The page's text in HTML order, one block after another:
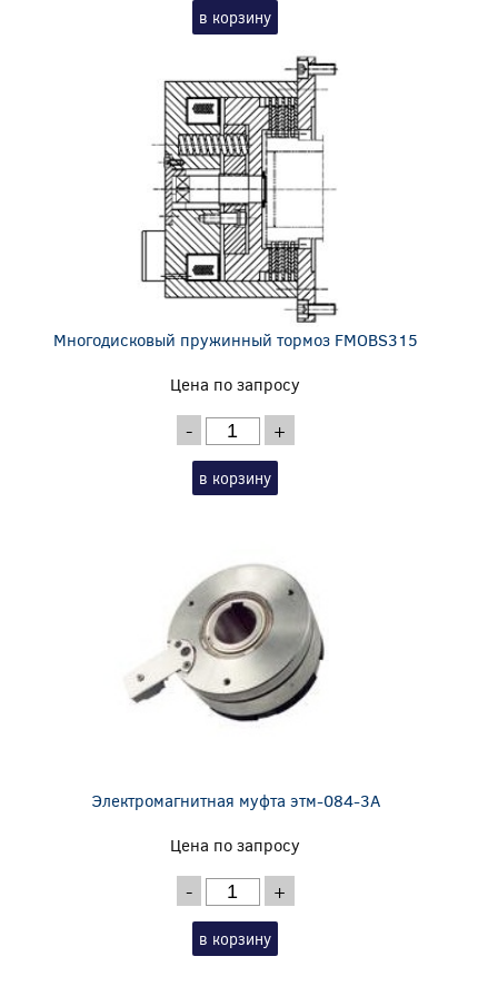
в корзину
Многодисковый пружинный тормоз FMOBS315
Цена по запросу
- +
в корзину
Электромагнитная муфта этм-084-3А
Цена по запросу
- +
в корзину